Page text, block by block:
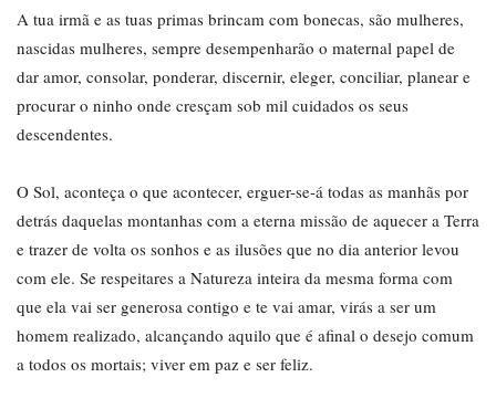
A tua irmã e as tuas primas brincam com bonecas, são mulheres,
nascidas mulheres, sempre desempenharão o maternal papel de
dar amor, consolar, ponderar, discernir, eleger, conciliar, planear e
procurar o ninho onde cresçam sob mil cuidados os seus
descendentes.
O Sol, aconteça o que acontecer, erguer-se-á todas as manhãs por
detrás daquelas montanhas com a eterna missão de aquecer a Terra
e trazer de volta os sonhos e as ilusões que no dia anterior levou
com ele. Se respeitares a Natureza inteira da mesma forma com
que ela vai ser generosa contigo e te vai amar, virás a ser um
homem realizado, alcançando aquilo que é afinal o desejo comum
a todos os mortais; viver em paz e ser feliz.